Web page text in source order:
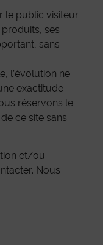
le public visiteur
ses
sans
l’évolution ne
exactitude
réservons le
ce site sans
et/ou
Nous